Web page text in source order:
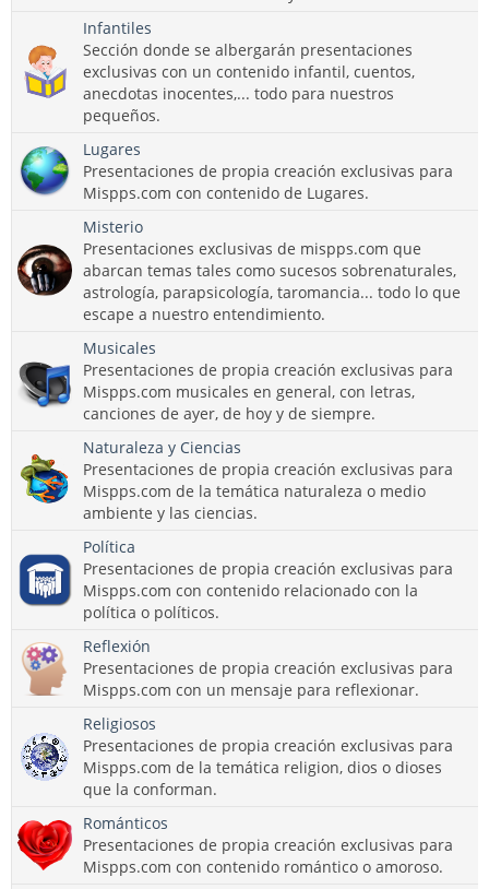
Infantiles
Sección donde se albergarán presentaciones
exclusivas con un contenido infantil, cuentos,
anecdotas inocentes,... todo para nuestros
pequeños.
Lugares
Presentaciones de propia creación exclusivas para
Mispps.com con contenido de Lugares.
Misterio
Presentaciones exclusivas de mispps.com que
abarcan temas tales como sucesos sobrenaturales,
astrología, parapsicología, taromancia... todo lo que
escape a nuestro entendimiento.
Musicales
Presentaciones de propia creación exclusivas para
Mispps.com musicales en general, con letras,
canciones de ayer, de hoy y de siempre.
Naturaleza y Ciencias
Presentaciones de propia creación exclusivas para
Mispps.com de la temática naturaleza o medio
ambiente y las ciencias.
Política
Presentaciones de propia creación exclusivas para
Mispps.com con contenido relacionado con la
política o políticos.
Reflexión
Presentaciones de propia creación exclusivas para
Mispps.com con un mensaje para reflexionar.
Religiosos
Presentaciones de propia creación exclusivas para
Mispps.com de la temática religion, dios o dioses
que la conforman.
Románticos
Presentaciones de propia creación exclusivas para
Mispps.com con contenido romántico o amoroso.